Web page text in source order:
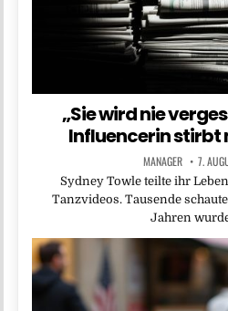
„Sie wird nie
Influencerin stirbt
MANAGER 7.
Sydney Towle teilte ihr
Tanzvideos. Tausende
Jahren